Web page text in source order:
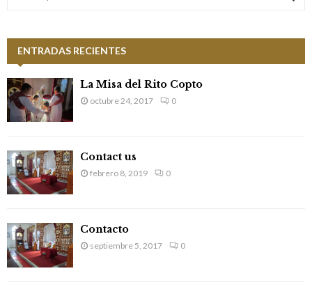
h
f
o
r
:
ENTRADAS RECIENTES
La Misa del Rito Copto
octubre 24, 2017 0
Contact us
febrero 8, 2019 0
Contacto
septiembre 5, 2017 0